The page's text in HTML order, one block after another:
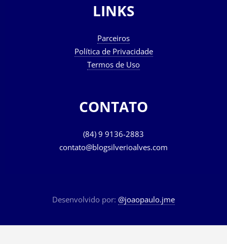
LINKS
Parceiros
Política de Privacidade
Termos de Uso
CONTATO
(84) 9 9136-2883
contato@blogsilverioalves.com
Desenvolvido por: @joaopaulo.jme